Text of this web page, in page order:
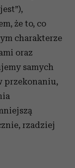
że to, co
charakterze
oraz
samych
przekonaniu,
rzadziej